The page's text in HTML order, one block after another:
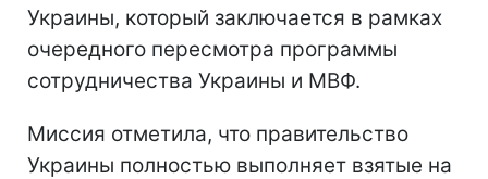
Украины, который заключается в рамках
очередного пересмотра программы
сотрудничества Украины и МВФ.
Миссия отметила, что правительство
Украины полностью выполняет взятые на